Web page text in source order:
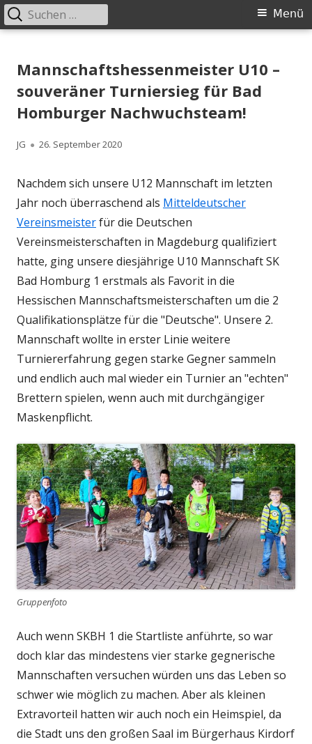
zum
Primäres
Menü
Suchen
nach:
Mannschaftshessenmeister U10 –
souveräner Turniersieg für Bad
Homburger Nachwuchsteam!
Autor
JG
Veröffentlicht
26. September 2020
Nachdem sich unsere U12 Mannschaft im letzten
Jahr noch überraschend als Mitteldeutscher
Vereinsmeisterfür die Deutschen
Vereinsmeisterschaften in Magdeburg qualifiziert
hatte, ging unsere diesjährige U10 Mannschaft SK
Bad Homburg 1 erstmals als Favorit in die
Hessischen Mannschaftsmeisterschaften um die 2
Qualifikationsplätze für die "Deutsche". Unsere 2.
Mannschaft wollte in erster Linie weitere
Turniererfahrung gegen starke Gegner sammeln
und endlich auch mal wieder ein Turnier an "echten"
Brettern spielen, wenn auch mit durchgängiger
Maskenpflicht.
Gruppenfoto
Auch wenn SKBH 1 die Startliste anführte, so war
doch klar das mindestens vier starke gegnerische
Mannschaften versuchen würden uns das Leben so
schwer wie möglich zu machen. Aber als kleinen
Extravorteil hatten wir auch noch ein Heimspiel, da
die Stadt uns den großen Saal im Bürgerhaus Kirdorf